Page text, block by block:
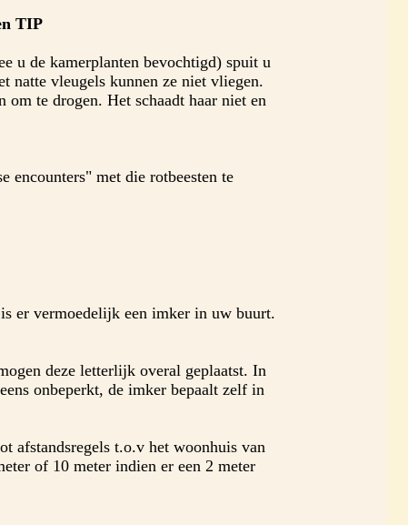
TIP
u de kamerplanten bevochtigd) spuit u
natte vleugels kunnen ze niet vliegen.
te drogen. Het schaadt haar niet en
encounters" met die rotbeesten te
er vermoedelijk een imker in uw buurt.
deze letterlijk overal geplaatst. In
onbeperkt, de imker bepaalt zelf in
afstandsregels t.o.v het woonhuis van
of 10 meter indien er een 2 meter